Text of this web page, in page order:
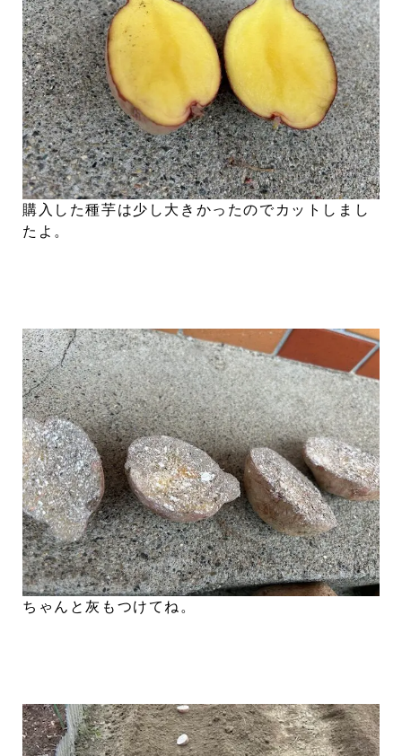
購入した種芋は少し大きかったのでカットしまし
たよ。
ちゃんと灰もつけてね。